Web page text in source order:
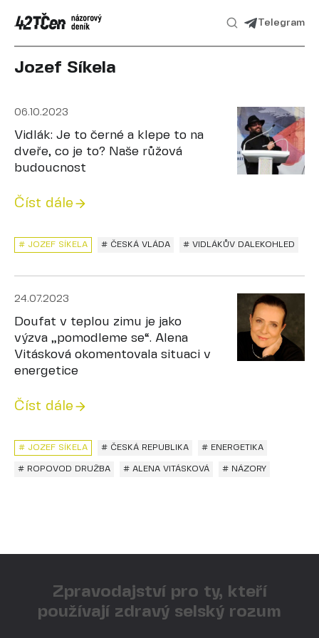
Telegram
Jozef Síkela
06.10.2023
Vidlák: Je to černé a klepe to na
dveře, co je to? Naše růžová
budoucnost
Číst dále
# ČESKÁ VLÁDA
# JOZEF SÍKELA # VIDLÁKŮV DALEKOHLED
24.07.2023
Doufat v teplou zimu je jako
výzva „pomodleme se“. Alena
Vitásková okomentovala situaci v
energetice
Číst dále
# ČESKÁ REPUBLIKA # ENERGETIKA
# ROPOVOD DRUŽBA # ALENA VITÁSKOVÁ # NÁZORY
# JOZEF SÍKELA
Zpravodajství pro ty, kteří
používají zdravý selský rozum